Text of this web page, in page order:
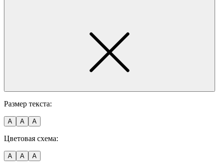
Размер текста:
A A A
Цветовая схема:
A A A